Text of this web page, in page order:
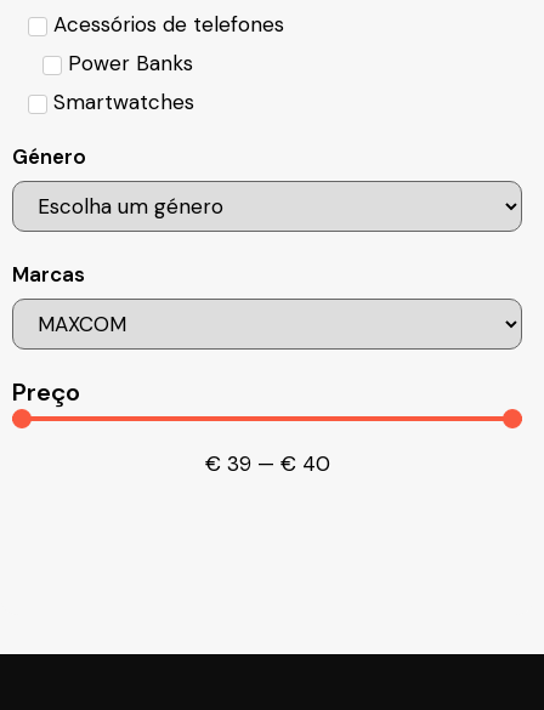
Acessórios de telefones
Power Banks
Smartwatches
Género
Marcas
Preço
€ 39— € 40